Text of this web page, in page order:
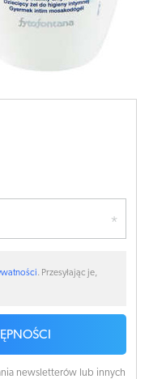
. Przesyłając je,
newsletterów lub innych